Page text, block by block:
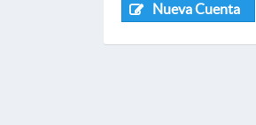
Nueva Cuenta